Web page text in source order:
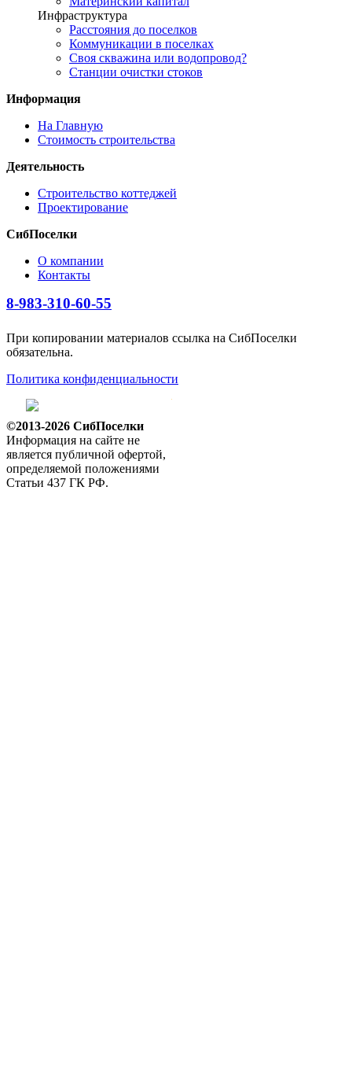
Инфраструктура
Расстояния до поселков
Коммуникации в поселках
Своя скважина или водопровод?
Станции очистки стоков
Информация
На Главную
Стоимость строительства
Деятельность
Строительство коттеджей
Проектирование
СибПоселки
О компании
Контакты
8-983-310-60-55
При копировании материалов ссылка на СибПоселки
обязательна.
Политика конфиденциальности
©2013-2026 СибПоселки
Информация на сайте не
является публичной офертой,
определяемой положениями
Статьи 437 ГК РФ.